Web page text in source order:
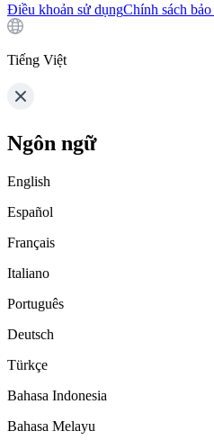
Điều khoản sử dụngChính sách bảo
Tiếng Việt
Ngôn ngữ
English
Español
Français
Italiano
Português
Deutsch
Türkçe
Bahasa Indonesia
Bahasa Melayu